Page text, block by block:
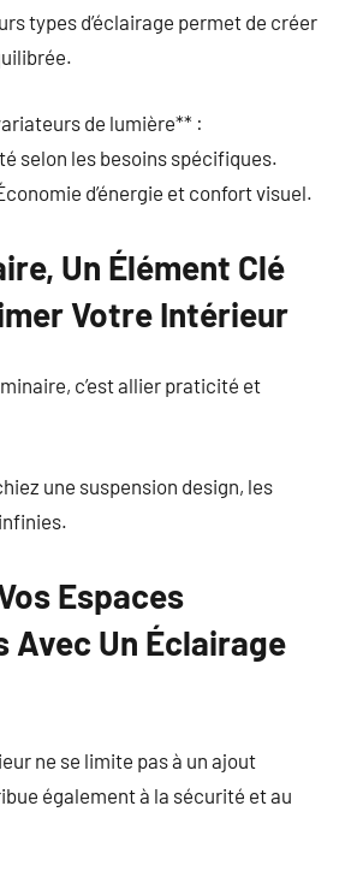
types d’éclairage permet de créer
de lumière** :
selon les besoins spécifiques.
d’énergie et confort visuel.
Un Élément Clé
Votre Intérieur
c’est allier praticité et
une suspension design, les
Espaces
Avec Un Éclairage
ne se limite pas à un ajout
également à la sécurité et au